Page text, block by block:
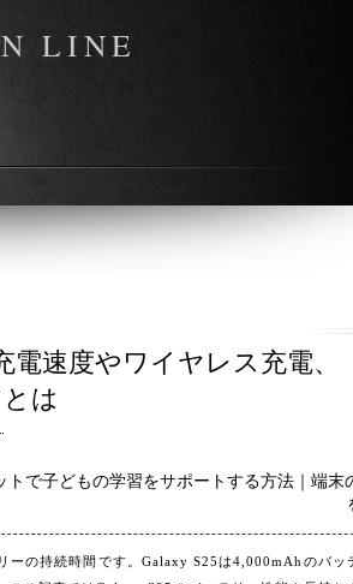
LINE
速度やワイヤレス充電、
は
トで子どもの学習をサポートする方法｜端末
ーの持続時間です。Galaxy S25は4,000mAhのバッ